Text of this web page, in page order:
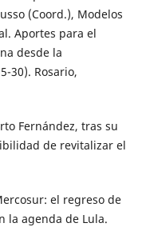
(Coord.), Modelos
Aportes para el
desde la
30). Rosario,
Fernández, tras su
de revitalizar el
el regreso de
la agenda de Lula.